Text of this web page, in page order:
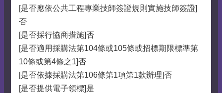
[是否應依公共工程專業技師簽證規則實施技師簽證]
否
[是否採行協商措施]否
[是否適用採購法第104條或105條或招標期限標準第
10條或第4條之1]否
[是否依據採購法第106條第1項第1款辦理]否
[是否提供電子領標]是